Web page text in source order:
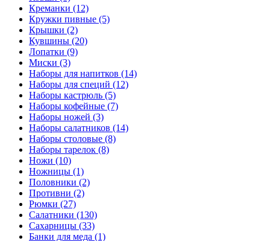
Креманки (12)
Кружки пивные (5)
Крышки (2)
Кувшины (20)
Лопатки (9)
Миски (3)
Наборы для напитков (14)
Наборы для специй (12)
Наборы кастрюль (5)
Наборы кофейные (7)
Наборы ножей (3)
Наборы салатников (14)
Наборы столовые (8)
Наборы тарелок (8)
Ножи (10)
Ножницы (1)
Половники (2)
Противни (2)
Рюмки (27)
Салатники (130)
Сахарницы (33)
Банки для меда (1)